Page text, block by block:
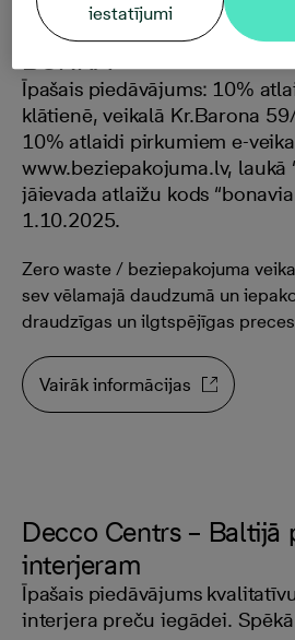
BURKA
Īpašais piedāvājums: 10%
klātienē, veikalā Kr.Barona
10% atlaidi pirkumiem e-
www.beziepakojuma.lv, laukā
jāievada atlaižu kods
1.10.2025.
Zero waste / beziepakojuma
sev vēlamajā daudzumā un
draudzīgas un ilgtspējīgas
Vairāk informācijas
Decco Centrs – Baltijā
interjeram
Īpašais piedāvājums
interjera preču iegādei.
iestatījumi